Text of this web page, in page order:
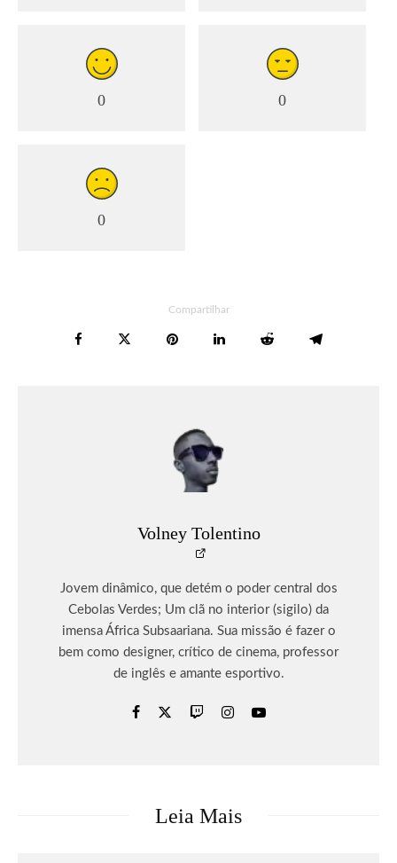
0 0
0
Compartilhar
Volney Tolentino
Jovem dinâmico, que detém o poder central dos
Cebolas Verdes; Um clã no interior (sigilo) da
imensa África Subsaariana. Sua missão é fazer o
bem como designer, crítico de cinema, professor
de inglês e amante esportivo.
Leia Mais